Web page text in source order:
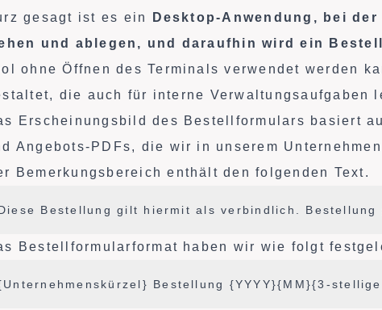
gesagt ist es ein
Desktop-Anwendung, bei
und ablegen, und daraufhin wird ein
ohne Öffnen des Terminals verwendet werden
die auch für interne Verwaltungsaufgaben
Erscheinungsbild des Bestellformulars basiert
Angebots-PDFs, die wir in unserem
Bemerkungsbereich enthält den folgenden Text.
Bestellung gilt hiermit als verbindlich. Bestellung
Bestellformularformat haben wir wie folgt
Bestellung {YYYY}{MM}{3-